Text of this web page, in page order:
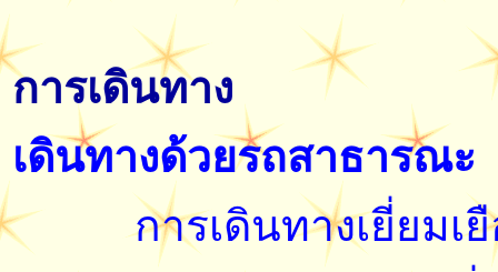
การเดินทาง
เดินทางด้วยรถสาธารณะ
การเดินทางเยี่ยมเยือ